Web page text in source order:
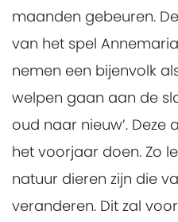
maanden gebeuren.
van het spel
nemen een bijenvolk
welpen gaan aan de
oud naar nieuw’. Deze
het voorjaar doen. Zo
natuur dieren zijn die
veranderen. Dit zal